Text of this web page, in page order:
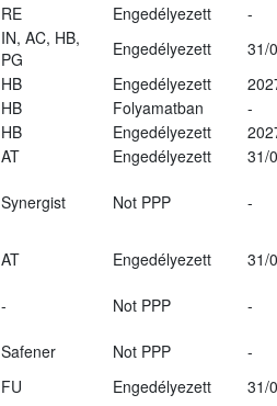
RE Engedélyezett
-
IN, AC, HB,
PG
Engedélyezett
31/
HB Engedélyezett
HB Folyamatban
-
HB Engedélyezett
AT Engedélyezett
31/
Synergist Not PPP -
AT Engedélyezett
31/
- Not PPP
-
Safener Not PPP
-
FU Engedélyezett
31/